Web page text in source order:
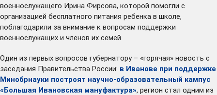
военнослужащего Ирина Фирсова, которой помогли с
организацией бесплатного питания ребенка в школе,
поблагодарили за внимание к вопросам поддержки
военнослужащих и членов их семей.
Один из первых вопросов губернатору – «горячая» новость с
заседания Правительства России: в Иванове при поддержке
Минобрнауки построят научно-образовательный кампус
«Большая Ивановская мануфактура», регион стал одним из